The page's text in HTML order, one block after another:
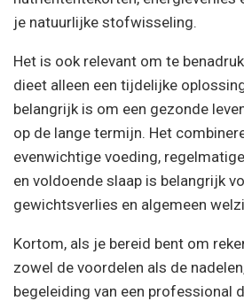
je natuurlijke stofwisseling.
Het is ook relevant om te
dieet alleen een tijdelijke
belangrijk is om een gezonde
op de lange termijn. Het
evenwichtige voeding,
en voldoende slaap is belangrijk
gewichtsverlies en algemeen
Kortom, als je bereid bent om
zowel de voordelen als de
begeleiding van een professional